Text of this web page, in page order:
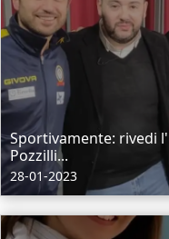
Sportivamente: rivedi
Pozzilli...
28-01-2023